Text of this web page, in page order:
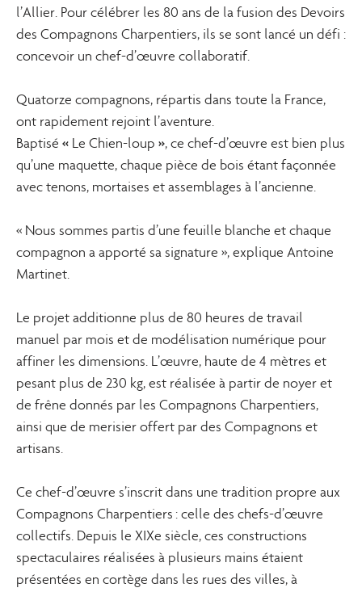
l’Allier. Pour célébrer les 80 ans de la fusion des Devoirs
des Compagnons Charpentiers, ils se sont lancé un défi :
concevoir un chef-d’œuvre collaboratif.
Quatorze compagnons, répartis dans toute la France,
ont rapidement rejoint l’aventure.
Baptisé « Le Chien-loup », ce chef-d’œuvre est bien plus
qu’une maquette, chaque pièce de bois étant façonnée
avec tenons, mortaises et assemblages à l’ancienne.
« Nous sommes partis d’une feuille blanche et chaque
compagnon a apporté sa signature », explique Antoine
Martinet.
Le projet additionne plus de 80 heures de travail
manuel par mois et de modélisation numérique pour
affiner les dimensions. L’œuvre, haute de 4 mètres et
pesant plus de 230 kg, est réalisée à partir de noyer et
de frêne donnés par les Compagnons Charpentiers,
ainsi que de merisier offert par des Compagnons et
artisans.
Ce chef-d’œuvre s’inscrit dans une tradition propre aux
Compagnons Charpentiers : celle des chefs-d’œuvre
collectifs. Depuis le XIXe siècle, ces constructions
spectaculaires réalisées à plusieurs mains étaient
présentées en cortège dans les rues des villes, à